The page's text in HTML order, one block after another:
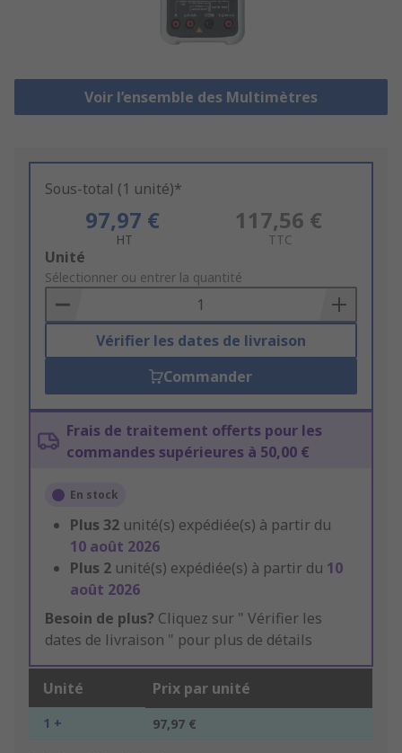
Voir l’ensemble des Multimètres
Sous-total (1 unité)*
97,97 €
HT
117,56 €
TTC
Add
to
Basket
Unité
Sélectionner ou entrer la quantité
Vérifier les dates de livraison
Commander
Frais de traitement offerts pour les
commandes supérieures à 50,00 €
En stock
Plus 32 unité(s) expédiée(s) à partir du
10 août 2026
Plus 2 unité(s) expédiée(s) à partir du 10
août 2026
Besoin de plus? Cliquez sur " Vérifier les
dates de livraison " pour plus de détails
Unité Prix par unité
1 + 97,97 €